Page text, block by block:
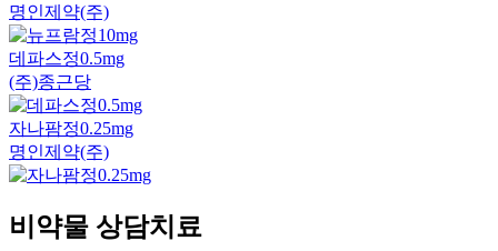
명인제약(주)
데파스정0.5mg
(주)종근당
자나팜정0.25mg
명인제약(주)
비약물 상담치료